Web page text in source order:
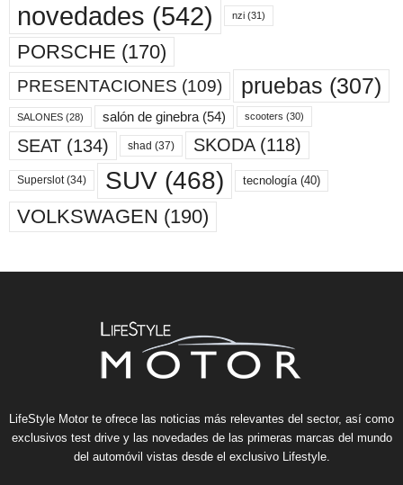
novedades (542) nzi (31)
PORSCHE (170)
PRESENTACIONES (109) pruebas (307)
SALONES (28) salón de ginebra (54) scooters (30)
SEAT (134) shad (37) SKODA(118)
Superslot(34) SUV (468) tecnología (40)
VOLKSWAGEN (190)
LifeStyle Motor te ofrece las noticias más relevantes del sector, así como
exclusivos test drive y las novedades de las primeras marcas del mundo
del automóvil vistas desde el exclusivo Lifestyle.